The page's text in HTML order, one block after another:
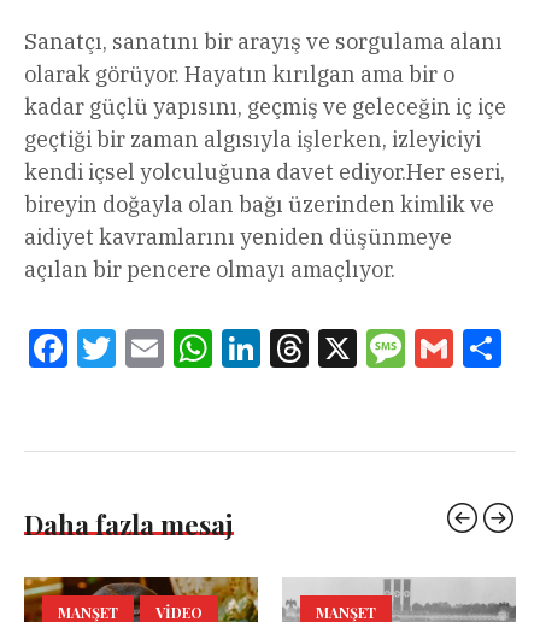
Sanatçı, sanatını bir arayış ve sorgulama alanı
olarak görüyor. Hayatın kırılgan ama bir o
kadar güçlü yapısını, geçmiş ve geleceğin iç içe
geçtiği bir zaman algısıyla işlerken, izleyiciyi
kendi içsel yolculuğuna davet ediyor.Her eseri,
bireyin doğayla olan bağı üzerinden kimlik ve
aidiyet kavramlarını yeniden düşünmeye
açılan bir pencere olmayı amaçlıyor.
FacebookTwitterEmail WhatsAppLinkedInThreads
X Message
Gmail
Daha fazla mesaj
MANŞET VIDEO MANŞET